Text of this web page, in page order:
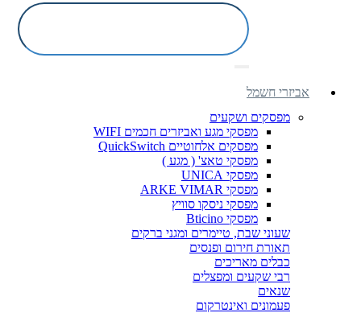
אביזרי חשמל
מפסקים ושקעים
מפסקי מגע ואביזרים חכמים WIFI
מפסקים אלחוטיים QuickSwitch
מפסקי טאצ' ( מגע )
מפסקי UNICA
מפסקי ARKE VIMAR
מפסקי ניסקו סוויץ
מפסקי Bticino
שעוני שבת, טיימרים ומגני ברקים
תאורת חירום ופנסים
כבלים מאריכים
רבי שקעים ומפצלים
שנאים
פעמונים ואינטרקום